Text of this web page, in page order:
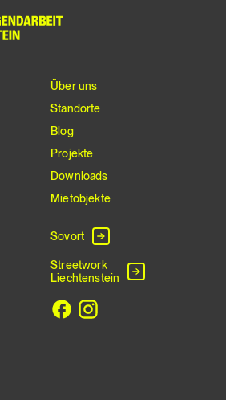
Über uns
Standorte
Blog
Projekte
Downloads
Mietobjekte
Sovort
Streetwork
Liechtenstein